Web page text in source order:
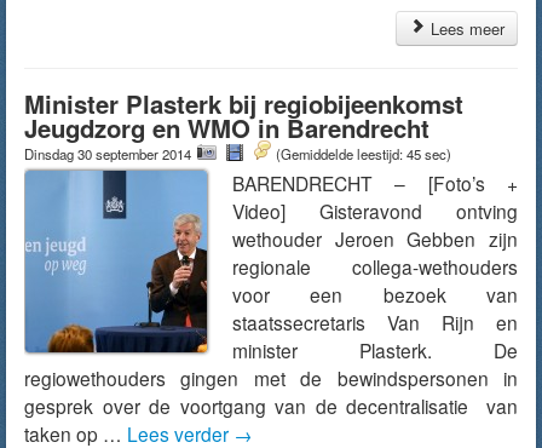
Lees meer
Minister Plasterk bij regiobijeenkomst
Jeugdzorg en WMO in Barendrecht
Dinsdag 30 september 2014 (Gemiddelde leestijd: 45 sec)
BARENDRECHT – [Foto’s +
Video] Gisteravond ontving
wethouder Jeroen Gebben zijn
regionale collega-wethouders
voor een bezoek van
staatssecretaris Van Rijn en
minister Plasterk. De
regiowethouders gingen met de bewindspersonen in
gesprek over de voortgang van de decentralisatie van
taken op … Lees verder →